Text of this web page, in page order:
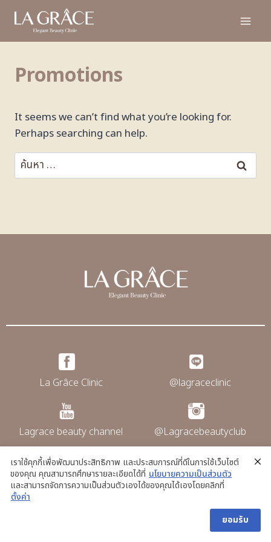
Promotions
It seems we can’t find what you’re looking for.
Perhaps searching can help.
La Grâce Clinic @lagraceclinic
Lagrace beauty channel @Lagracebeautyclub
@La grace clinic
Copyright © La Grace Clinic. All rights
เราใช้คุกกี้เพื่อพัฒนาประสิทธิภาพ และประสบการณ์ที่ดีในการใช้เว็บไซต์
ของคุณ คุณสามารถศึกษารายละเอียดได้ที่ นโยบายความเป็นส่วนตัว
และสามารถจัดการความเป็นส่วนตัวเองได้ของคุณได้เองโดยคลิกที่
ตั้งค่า
ยอมรับ